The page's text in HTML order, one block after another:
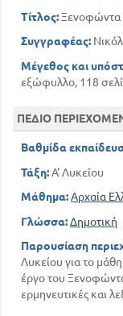
Τίτλος:Ξενοφώντα
Συγγραφέας:
Μέγεθος και
εξώφυλλο, 118
ΠΕΔΙΟ
Βαθμίδα
Τάξη:Α' Λυκείου
Μάθημα:Αρχαία
Γλώσσα:Δημοτική
Παρουσίαση
Λυκείου για το
έργο του
ερμηνευτικές και